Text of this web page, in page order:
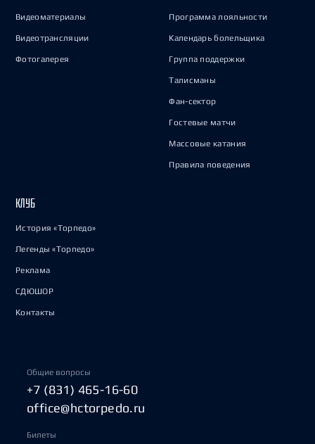
Видеоматериалы
Видеотрансляции
Фотогалерея
Программа лояльности
Календарь болельщика
Группа поддержки
Талисманы
Фан-сектор
Гостевые матчи
Массовые катания
Правила поведения
КЛУБ
История «Торпедо»
Легенды «Торпедо»
Реклама
СДЮШОР
Контакты
Общие вопросы
+7 (831) 465-16-60
office@hctorpedo.ru
Билеты